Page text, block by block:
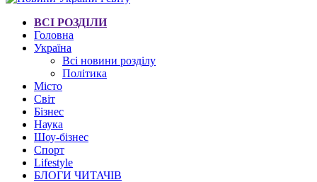
ВСІ РОЗДІЛИ
Головна
Україна
Всі новини розділу
Політика
Місто
Світ
Бізнес
Наука
Шоу-бізнес
Спорт
Lifestyle
БЛОГИ ЧИТАЧІВ